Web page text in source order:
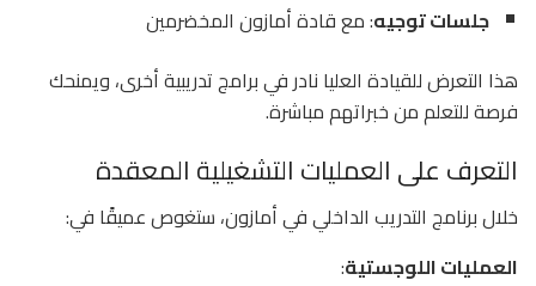
جلسات توجيه: مع قادة أمازون المخضرمين
هذا التعرض للقيادة العليا نادر في برامج تدريبية أخرى، ويمنحك
فرصة للتعلم من خبراتهم مباشرة.
التعرف على العمليات التشغيلية المعقدة
خلال برنامج التدريب الداخلي في أمازون، ستغوص عميقًا في:
العمليات اللوجستية: